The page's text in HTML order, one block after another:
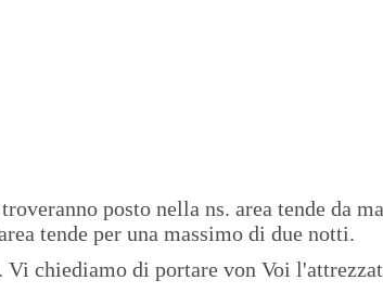
posto nella ns. area tende da
tende per una massimo di due notti.
Vi chiediamo di portare von Voi